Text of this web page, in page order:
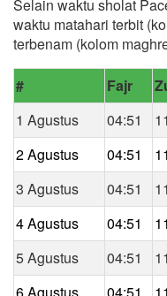
Selain waktu sholat
waktu matahari terbit
terbenam (kolom
# Fajr
1 Agustus
04:51
2 Agustus
04:51
3 Agustus
04:51
4 Agustus
04:51
5 Agustus
04:51